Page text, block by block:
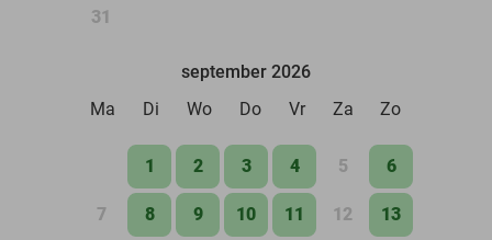
31
september 2026
Ma
Di Wo Do Vr Za Zo
1 2 3 4 5 6
7 8 9 10 11 12 13